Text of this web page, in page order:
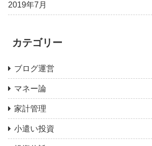
2019年7月
カテゴリー
ブログ運営
マネー論
家計管理
小遣い投資